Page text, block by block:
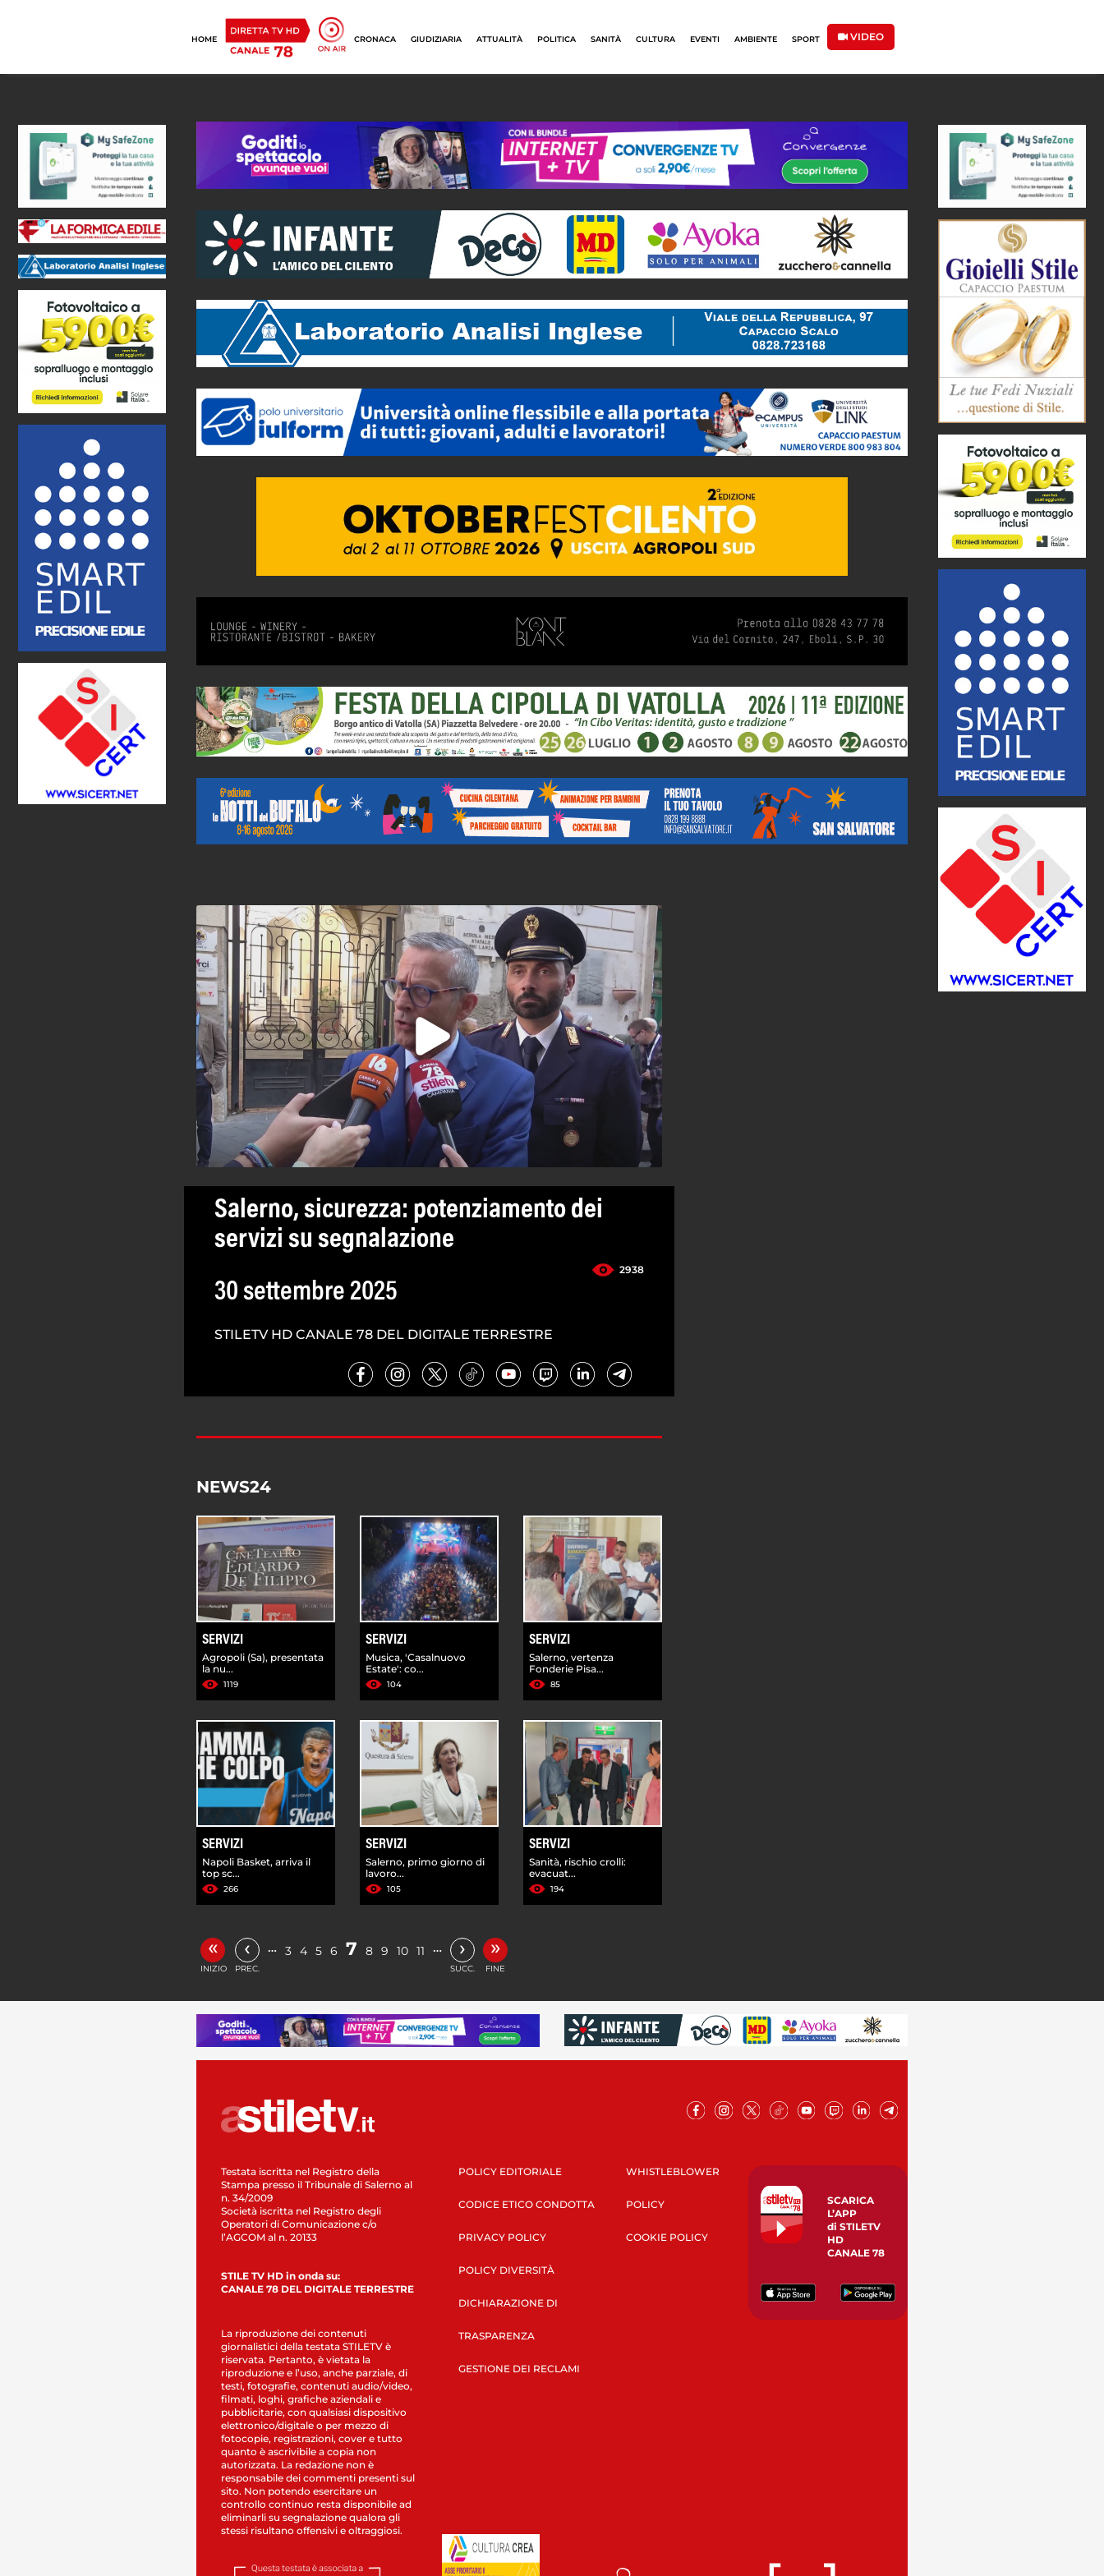
HOME CRONACA GIUDIZIARIA ATTUALITÀ POLITICA SANITÀ CULTURA EVENTI AMBIENTE SPORT VIDEO
Salerno, sicurezza: potenziamento dei
servizi su segnalazione
2938
30 settembre 2025
STILETV HD CANALE 78 DEL DIGITALE TERRESTRE
NEWS24
SERVIZI
Agropoli (Sa), presentata
la nu...
1119
SERVIZI
Musica, 'Casalnuovo
Estate': co...
104
SERVIZI
Salerno, vertenza
Fonderie Pisa...
85
SERVIZI
Napoli Basket, arriva il
top sc...
266
SERVIZI
Salerno, primo giorno di
lavoro...
105
SERVIZI
Sanità, rischio crolli:
evacuat...
194
«
INIZIO
‹
PREC.
… 3 4 5 6 7 8 9 10 11 … ›
SUCC.
»
FINE
Testata iscritta nel Registro della
Stampa presso il Tribunale di Salerno al
n. 34/2009
Società iscritta nel Registro degli
Operatori di Comunicazione c/o
l’AGCOM al n. 20133
STILE TV HD in onda su:
CANALE 78 DEL DIGITALE TERRESTRE
La riproduzione dei contenuti
giornalistici della testata STILETV è
riservata. Pertanto, è vietata la
riproduzione e l’uso, anche parziale, di
testi, fotografie, contenuti audio/video,
filmati, loghi, grafiche aziendali e
pubblicitarie, con qualsiasi dispositivo
elettronico/digitale o per mezzo di
fotocopie, registrazioni, cover e tutto
quanto è ascrivibile a copia non
autorizzata. La redazione non è
responsabile dei commenti presenti sul
sito. Non potendo esercitare un
controllo continuo resta disponibile ad
eliminarli su segnalazione qualora gli
stessi risultano offensivi e oltraggiosi.
POLICY EDITORIALE
CODICE ETICO CONDOTTA
PRIVACY POLICY
POLICY DIVERSITÀ
DICHIARAZIONE DI
TRASPARENZA
GESTIONE DEI RECLAMI
WHISTLEBLOWER
POLICY
COOKIE POLICY
SCARICA
L’APP
di STILETV
HD
CANALE 78